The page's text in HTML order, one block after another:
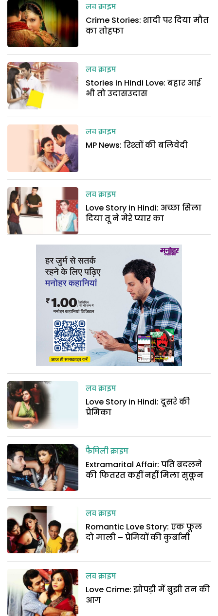
लव क्राइम
Crime Stories: शादी पर दिया मौत
का तोहफा
लव क्राइम
Stories in Hindi Love: बहार आई
भी तो उदासउदास
लव क्राइम
MP News: रिश्तों की बलिवेदी
लव क्राइम
Love Story in Hindi: अच्छा सिला
दिया तू ने मेरे प्यार का
लव क्राइम
Love Story in Hindi: दूसरे की
प्रेमिका
फैमिली क्राइम
Extramarital Affair: पति बदलने
की फितरत कहीं नहीं मिला सुकून
लव क्राइम
Romantic Love Story: एक फूल
दो माली – प्रेमियों की कुर्बानी
लव क्राइम
Love Crime: झोपड़ी में बुझी तन की
आग